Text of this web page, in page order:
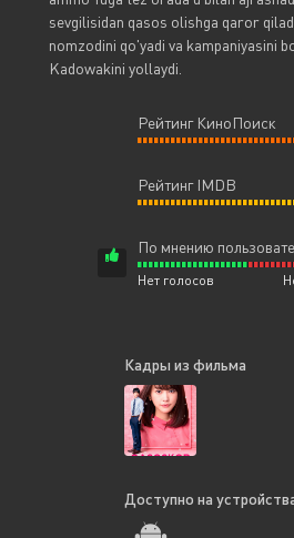
sevgilisidan qasos olishga qaror
nomzodini qo'yadi va kampaniyasini
Kadowakini yollaydi.
Рейтинг КиноПоиск
Рейтинг IMDB
По мнению
Нет голосов
Кадры из фильма
Доступно на